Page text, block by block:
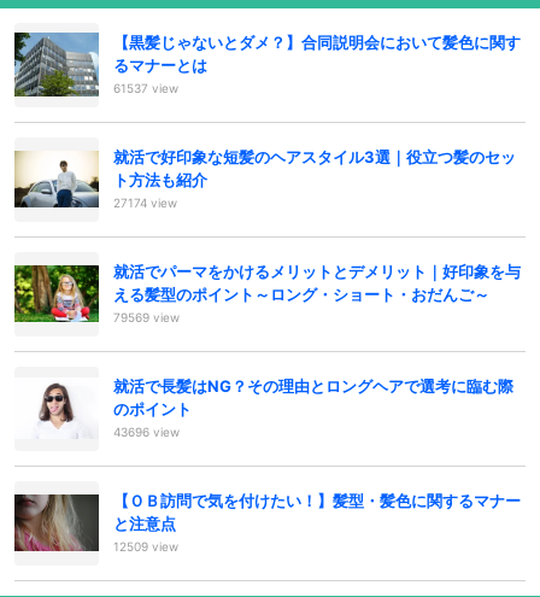
【黒髪じゃないとダメ？】合同説明会において髪色に関す
るマナーとは
61537 view
就活で好印象な短髪のヘアスタイル3選｜役立つ髪のセッ
ト方法も紹介
27174 view
就活でパーマをかけるメリットとデメリット｜好印象を与
える髪型のポイント～ロング・ショート・おだんご～
79569 view
就活で長髪はNG？その理由とロングヘアで選考に臨む際
のポイント
43696 view
【ＯＢ訪問で気を付けたい！】髪型・髪色に関するマナー
と注意点
12509 view